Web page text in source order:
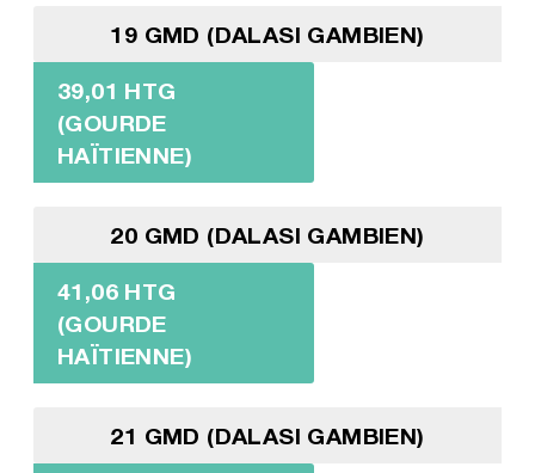
19 GMD (DALASI GAMBIEN)
39,01 HTG
(GOURDE
HAÏTIENNE)
20 GMD (DALASI GAMBIEN)
41,06 HTG
(GOURDE
HAÏTIENNE)
21 GMD (DALASI GAMBIEN)